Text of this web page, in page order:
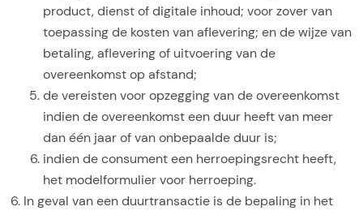
product, dienst of digitale inhoud; voor zover van
toepassing de kosten van aflevering; en de wijze van
betaling, aflevering of uitvoering van de
overeenkomst op afstand;
de vereisten voor opzegging van de overeenkomst
indien de overeenkomst een duur heeft van meer
dan één jaar of van onbepaalde duur is;
indien de consument een herroepingsrecht heeft,
het modelformulier voor herroeping.
In geval van een duurtransactie is de bepaling in het